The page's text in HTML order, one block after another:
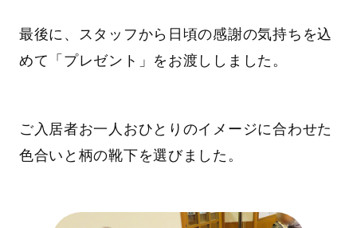
最後に、スタッフから日頃の感謝の気持ちを込
めて「プレゼント」をお渡ししました。
ご入居者お一人おひとりのイメージに合わせた
色合いと柄の靴下を選びました。